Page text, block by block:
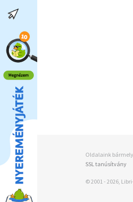
Oldalaink
SSL tanúsítvány
© 2001 - 2026,